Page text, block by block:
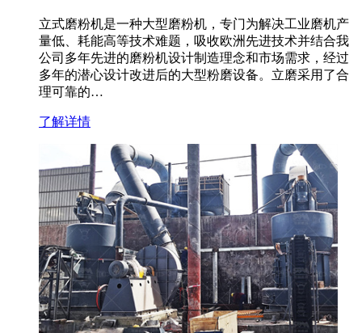
立式磨粉机是一种大型磨粉机，专门为解决工业磨机产
量低、耗能高等技术难题，吸收欧洲先进技术并结合我
公司多年先进的磨粉机设计制造理念和市场需求，经过
多年的潜心设计改进后的大型粉磨设备。立磨采用了合
理可靠的…
了解详情